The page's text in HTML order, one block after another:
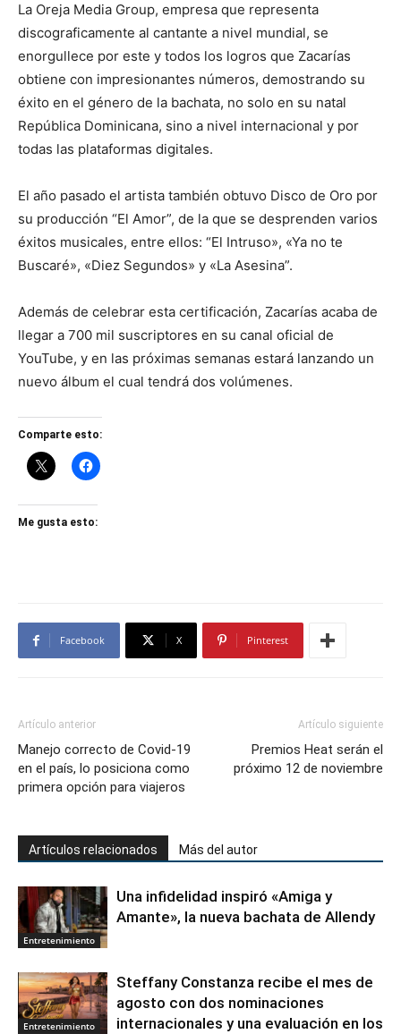
La Oreja Media Group, empresa que representa
discograficamente al cantante a nivel mundial, se
enorgullece por este y todos los logros que Zacarías
obtiene con impresionantes números, demostrando su
éxito en el género de la bachata, no solo en su natal
República Dominicana, sino a nivel internacional y por
todas las plataformas digitales.
El año pasado el artista también obtuvo Disco de Oro por
su producción “El Amor”, de la que se desprenden varios
éxitos musicales, entre ellos: “El Intruso», «Ya no te
Buscaré», «Diez Segundos» y «La Asesina”.
Además de celebrar esta certificación, Zacarías acaba de
llegar a 700 mil suscriptores en su canal oficial de
YouTube, y en las próximas semanas estará lanzando un
nuevo álbum el cual tendrá dos volúmenes.
Comparte esto:
Me gusta esto:
Facebook X Pinterest
Artículo anterior
Manejo correcto de Covid-19
en el país, lo posiciona como
primera opción para viajeros
Artículo siguiente
Premios Heat serán el
próximo 12 de noviembre
Artículos relacionados Más del autor
Entretenimiento
Una infidelidad inspiró «Amiga y
Amante», la nueva bachata de Allendy
Entretenimiento
Steffany Constanza recibe el mes de
agosto con dos nominaciones
internacionales y una evaluación en los